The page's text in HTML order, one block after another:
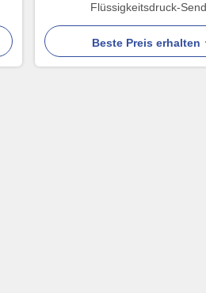
Flüssigkeitsdruck-
Beste Preis erhalten